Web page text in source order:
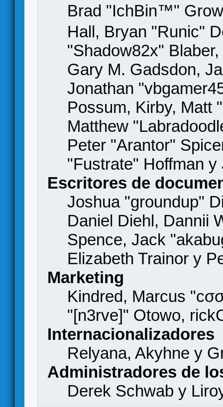
Brad "IchBin™"
Hall, Bryan "Runic"
"Shadow82x"
Gary M. Gadsdon,
Jonathan
Possum, Kirby, Matt
Matthew
Peter "Arantor"
"Fustrate" Hoffman
Escritores de
Joshua "groundup"
Daniel Diehl, Dannii
Spence, Jack
Elizabeth Trainor y
Marketing
Kindred, Marcus
"[n3rve]" Otowo,
Internacionalizadores
Relyana, Akyhne y
Administradores de
Derek Schwab y